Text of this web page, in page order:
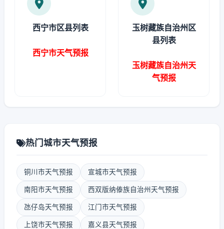
西宁市区县列表
西宁市天气预报
玉树藏族自治州区
县列表
玉树藏族自治州天
气预报
热门城市天气预报
铜川市天气预报 宣城市天气预报
南阳市天气预报 西双版纳傣族自治州天气预报
氹仔岛天气预报 江门市天气预报
上饶市天气预报 嘉义县天气预报